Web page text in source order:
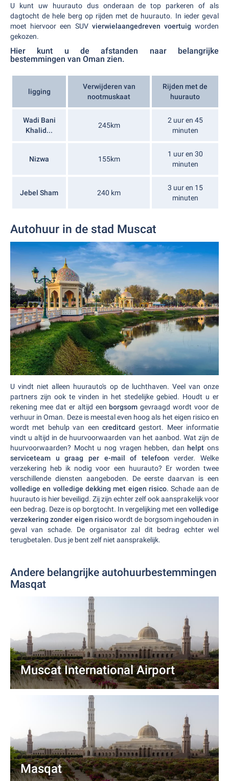
U kunt uw huurauto dus onderaan de top parkeren of als
dagtocht de hele berg op rijden met de huurauto. In ieder geval
moet hiervoor een SUV vierwielaangedreven voertuigworden
gekozen.
Hier kunt u de afstanden naar belangrijke
bestemmingen van Oman zien.
ligging
Verwijderen van
nootmuskaat
Rijden met de
huurauto
Wadi Bani
Khalid...
245km
2 uur en 45
minuten
Nizwa 155km
1 uur en 30
minuten
Jebel Sham 240 km
3 uur en 15
minuten
Autohuur in de stad Muscat
U vindt niet alleen huurauto's op de luchthaven. Veel van onze
partners zijn ook te vinden in het stedelijke gebied. Houdt u er
rekening mee dat er altijd een borgsomgevraagd wordt voor de
verhuur in Oman. Deze is meestal even hoog als het eigen risico en
wordt met behulp van een creditcardgestort. Meer informatie
vindt u altijd in de huurvoorwaarden van het aanbod. Wat zijn de
huurvoorwaarden? Mocht u nog vragen hebben, dan helpt ons
serviceteam u graag per e-mail of telefoon verder. Welke
verzekering heb ik nodig voor een huurauto? Er worden twee
verschillende diensten aangeboden. De eerste daarvan is een
volledige en volledige dekking met eigen risico. Schade aan de
huurauto is hier beveiligd. Zij zijn echter zelf ook aansprakelijk voor
een bedrag. Deze is op borgtocht. In vergelijking met een volledige
verzekering zonder eigen risicowordt de borgsom ingehouden in
geval van schade. De organisator zal dit bedrag echter wel
terugbetalen. Dus je bent zelf niet aansprakelijk.
Andere belangrijke autohuurbestemmingen
Masqat
Muscat International Airport
Masqat